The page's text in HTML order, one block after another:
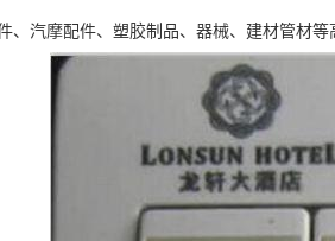
、汽摩配件、塑胶制品、器械、建材管材等